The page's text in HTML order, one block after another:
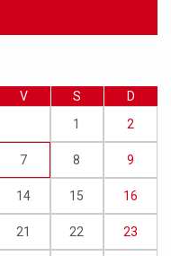
V S
D
1
2
7 8 9
14 15 16
21 22 23